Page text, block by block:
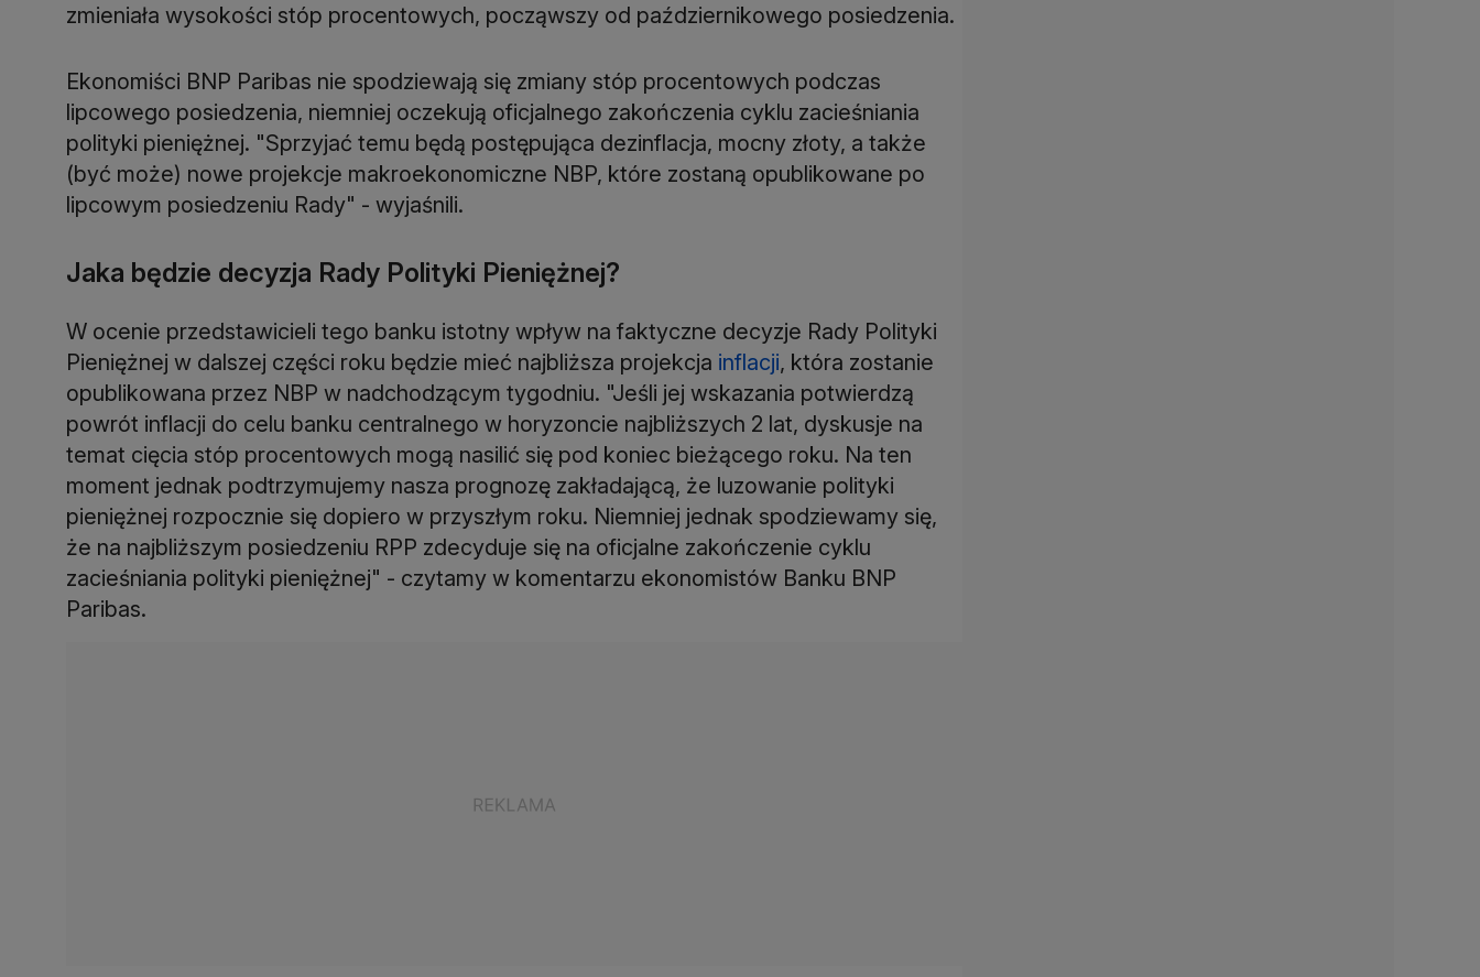
zmieniała wysokości stóp procentowych, począwszy od październikowego posiedzenia.
Ekonomiści BNP Paribas nie spodziewają się zmiany stóp procentowych podczas
lipcowego posiedzenia, niemniej oczekują oficjalnego zakończenia cyklu zacieśniania
polityki pieniężnej. "Sprzyjać temu będą postępująca dezinflacja, mocny złoty, a także
(być może) nowe projekcje makroekonomiczne NBP, które zostaną opublikowane po
lipcowym posiedzeniu Rady" - wyjaśnili.
Jaka będzie decyzja Rady Polityki Pieniężnej?
W ocenie przedstawicieli tego banku istotny wpływ na faktyczne decyzje Rady Polityki
Pieniężnej w dalszej części roku będzie mieć najbliższa projekcja inflacji, która zostanie
opublikowana przez NBP w nadchodzącym tygodniu. "Jeśli jej wskazania potwierdzą
powrót inflacji do celu banku centralnego w horyzoncie najbliższych 2 lat, dyskusje na
temat cięcia stóp procentowych mogą nasilić się pod koniec bieżącego roku. Na ten
moment jednak podtrzymujemy nasza prognozę zakładającą, że luzowanie polityki
pieniężnej rozpocznie się dopiero w przyszłym roku. Niemniej jednak spodziewamy się,
że na najbliższym posiedzeniu RPP zdecyduje się na oficjalne zakończenie cyklu
zacieśniania polityki pieniężnej" - czytamy w komentarzu ekonomistów Banku BNP
Paribas.